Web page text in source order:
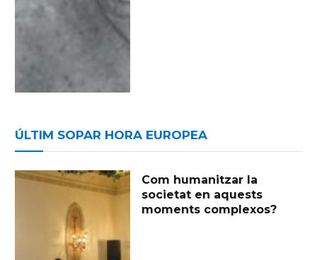
ÚLTIM SOPAR HORA EUROPEA
Com humanitzar la
societat en aquests
moments complexos?